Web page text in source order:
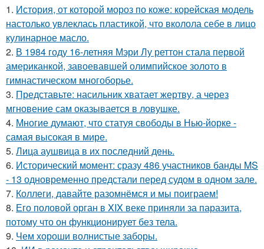
1. История, от которой мороз по коже: корейская модель
настолько увлеклась пластикой, что вколола себе в лицо
кулинарное масло.
2. В 1984 году 16-летняя Мэри Лу реттон стала первой
американкой, завоевавшей олимпийское золото в
гимнастическом многоборье.
3. Представьте: насильник хватает жертву, а через
мгновение сам оказывается в ловушке.
4. Многие думают, что статуя свободы в Нью-йорке -
самая высокая в мире.
5. Лица аушвица в их последний день.
6. Исторический момент: сразу 486 участников банды MS
- 13 одновременно предстали перед судом в одном зале.
7. Коллеги, давайте разомнёмся и мы поиграем!
8. Его половой орган в XIX веке приняли за паразита,
потому что он функционирует без тела.
9. Чем хороши волнистые заборы.